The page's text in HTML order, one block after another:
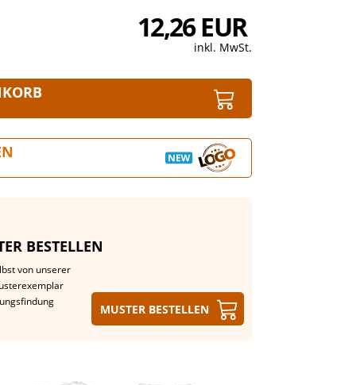
12,26 EUR
inkl. MwSt.
BESTELLEN
von unserer
Muster bestellen